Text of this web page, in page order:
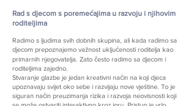
Rad s djecom s poremećajima u razvoju i njihovim
roditeljima
Radimo s ljudima svih dobnih skupina, ali kada radimo sa
djecom prepoznajemo važnost uključenosti roditelja kao
primarnih njegovatelja. Zato često radimo sa djecom i
roditeljima zajedno.
Stvaranje glazbe je jedan kreativni način na koji djeca
upoznavaju svijet oko sebe i razvijaju nove vještine. To je
siguran način preuzimanja rizika i razvoja neovisnosti koji